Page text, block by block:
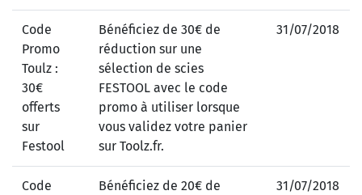
Code
Promo
Toulz :
30€
offerts
sur
Festool
Bénéficiez de 30€ de
réduction sur une
sélection de scies
FESTOOL avec le code
promo à utiliser lorsque
vous validez votre panier
sur Toolz.fr.
31/07/2018
Code
Bénéficiez de 20€ de
31/07/2018